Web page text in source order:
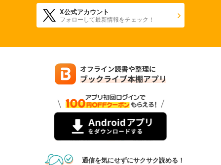
X公式アカウント
フォローして最新情報をチェック！
通信を気にせずにサクサク読める！